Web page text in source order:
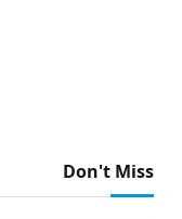
Don't Miss